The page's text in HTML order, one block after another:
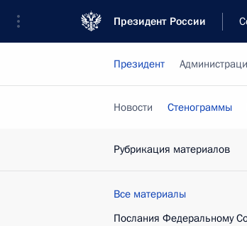
Президент России
Президент
Новости Стенограммы
Рубрикация материалов
Все материалы
Послания Федеральному